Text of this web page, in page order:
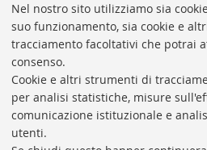
Nel nostro sito utilizziamo sia
suo funzionamento, sia cookie e
tracciamento facoltativi che potrai
consenso.
Cookie e altri strumenti di
per analisi statistiche, misure
comunicazione istituzionale e
utenti.
«
Precedenti
12
elementi
Rubrica di
Rss